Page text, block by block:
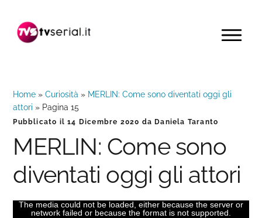
navigazione
contenuto
barra
MENU
Home »Curiosità » MERLIN: Come sono diventati oggi gli
attori » Pagina 15
Pubblicato il14 Dicembre 2020 da Daniela Taranto
MERLIN: Come sono
diventati oggi gli attori
The media could not be loaded, either because the server or
network failed or because the format is not supported.